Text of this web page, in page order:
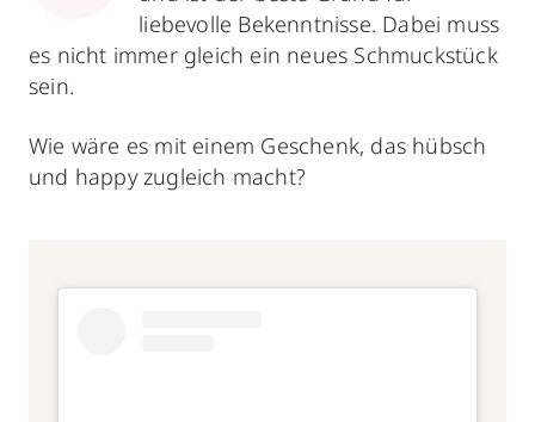
liebevolle Bekenntnisse. Dabei muss
es nicht immer gleich ein neues Schmuckstück
sein.
Wie wäre es mit einem Geschenk, das hübsch
und happy zugleich macht?